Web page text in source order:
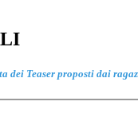
Teaser proposti dai